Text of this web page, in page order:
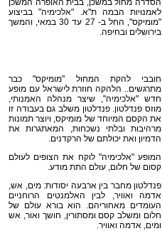
הסדרה מחול במשכן, בבית האופרה המשכן
לאמנויות הבמה ת"א. "אלכימיה" בביצוע
"מומיקס", החל ב- 27 עד 30 במאי, והמשך
בירושלים ובחיפה.
חובבי להקת המחול "מומיקס" כבר
מתרגשים.. הלהקה חוזרת לישראל עם מופע
חדש "אלכימיה", שיצר מנהלה האמנותי,
מוזס פנדלטון. פנדלטון משלב גם בעבודה זו
את הקסם המיוחד של מומיקס, ויוצר תמונות
מרהיבות ובלתי נשכחות, המאתגרות את
הדמיון ואת יכולתם של הרקדנים.
המופע "אלכימיה" לוקח את הצופים לעולם
קסום של חלום, עולם התת מודע.
פנדלטון מחבר בין ארבעה יסודות: מים, אש,
אדמה ואוויר, לבין האלמנטים הרוחניים
העומדים מאחוריהם. הוא בורא עולם של
חלום ומשלב קסם ומסתורין, חושך ואור, אש
ומים, אדמה ואוויר.